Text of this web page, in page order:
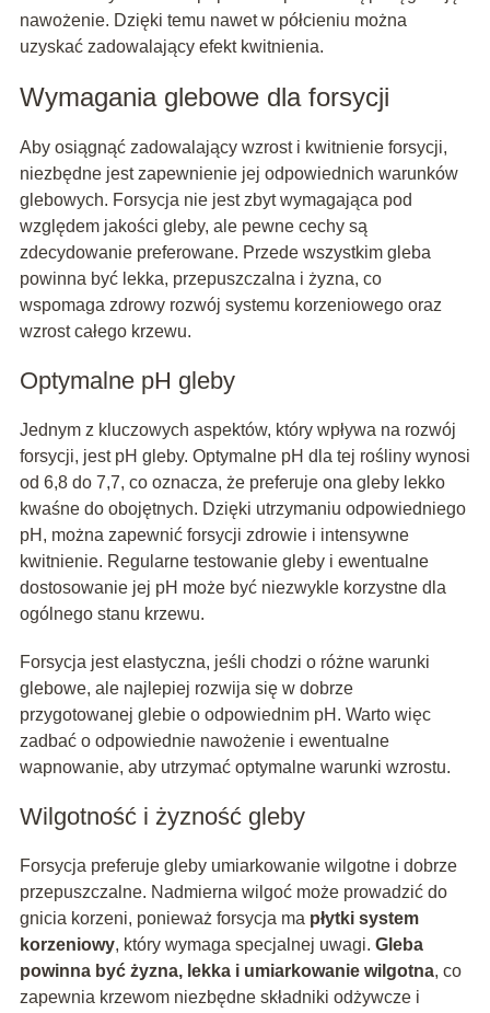
nawożenie. Dzięki temu nawet w półcieniu można
uzyskać zadowalający efekt kwitnienia.
Wymagania glebowe dla forsycji
Aby osiągnąć zadowalający wzrost i kwitnienie forsycji,
niezbędne jest zapewnienie jej odpowiednich warunków
glebowych. Forsycja nie jest zbyt wymagająca pod
względem jakości gleby, ale pewne cechy są
zdecydowanie preferowane. Przede wszystkim gleba
powinna być lekka, przepuszczalna i żyzna, co
wspomaga zdrowy rozwój systemu korzeniowego oraz
wzrost całego krzewu.
Optymalne pH gleby
Jednym z kluczowych aspektów, który wpływa na rozwój
forsycji, jest pH gleby. Optymalne pH dla tej rośliny wynosi
od 6,8 do 7,7, co oznacza, że preferuje ona gleby lekko
kwaśne do obojętnych. Dzięki utrzymaniu odpowiedniego
pH, można zapewnić forsycji zdrowie i intensywne
kwitnienie. Regularne testowanie gleby i ewentualne
dostosowanie jej pH może być niezwykle korzystne dla
ogólnego stanu krzewu.
Forsycja jest elastyczna, jeśli chodzi o różne warunki
glebowe, ale najlepiej rozwija się w dobrze
przygotowanej glebie o odpowiednim pH. Warto więc
zadbać o odpowiednie nawożenie i ewentualne
wapnowanie, aby utrzymać optymalne warunki wzrostu.
Wilgotność i żyzność gleby
Forsycja preferuje gleby umiarkowanie wilgotne i dobrze
przepuszczalne. Nadmierna wilgoć może prowadzić do
gnicia korzeni, ponieważ forsycja ma płytki system
korzeniowy, który wymaga specjalnej uwagi. Gleba
powinna być żyzna, lekka i umiarkowanie wilgotna, co
zapewnia krzewom niezbędne składniki odżywcze i